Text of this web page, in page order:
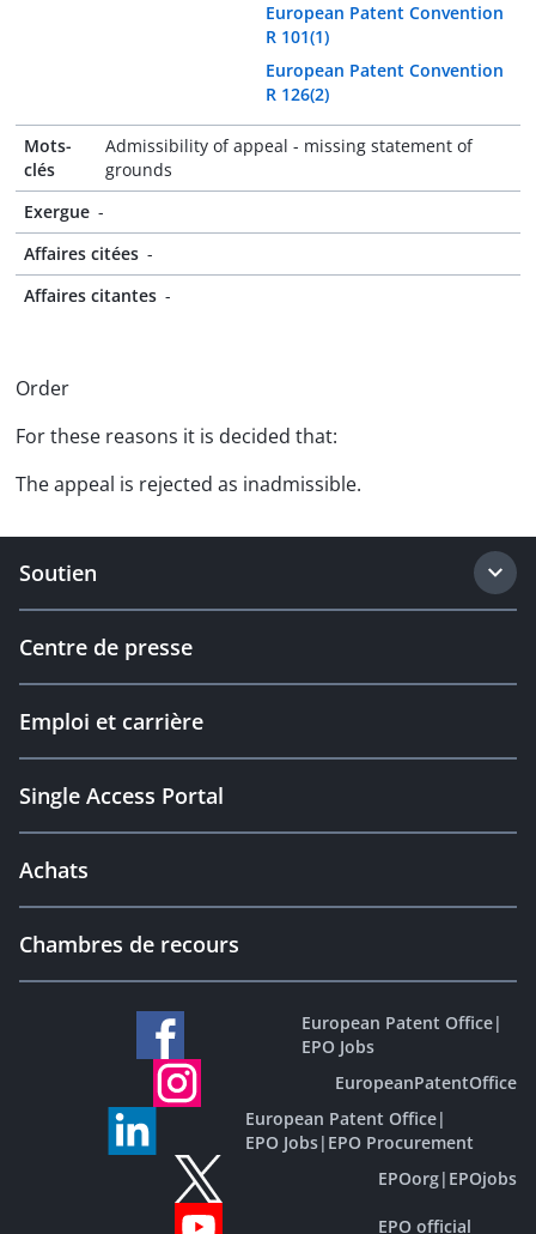
European Patent Convention
R 101(1)
European Patent Convention
R 126(2)
Mots-
clés
Admissibility of appeal - missing statement of
grounds
Exergue -
Affaires citées -
Affaires citantes -
Order
For these reasons it is decided that:
The appeal is rejected as inadmissible.
Soutien
Centre de presse
Emploi et carrière
Single Access Portal
Achats
Chambres de recours
European Patent Office|
EPO Jobs
EuropeanPatentOffice
European Patent Office|
EPO Jobs| EPO Procurement
EPOorg| EPOjobs
EPO official